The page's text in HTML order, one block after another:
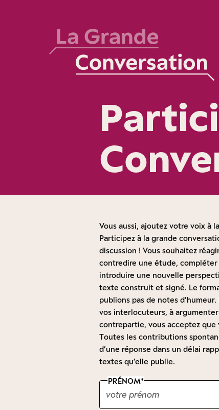
Vous aussi, ajoutez votre voix à
Participez à la grande
discussion ! Vous souhaitez
contredire une étude,
introduire une nouvelle
texte construit et signé. Le
publions pas de notes
vos interlocuteurs, à
contrepartie, vous acceptez
Toutes les contributions
d’une réponse dans un délai
textes qu’elle publie.
PRÉNOM